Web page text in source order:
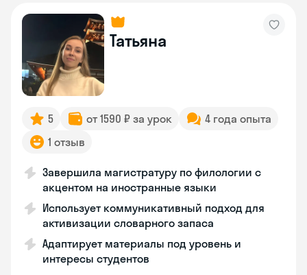
Татьяна
5 от 1590 ₽ за урок
4 года опыта
1 отзыв
Завершила магистратуру по филологии с
акцентом на иностранные языки
Использует коммуникативный подход для
активизации словарного запаса
Адаптирует материалы под уровень и
интересы студентов